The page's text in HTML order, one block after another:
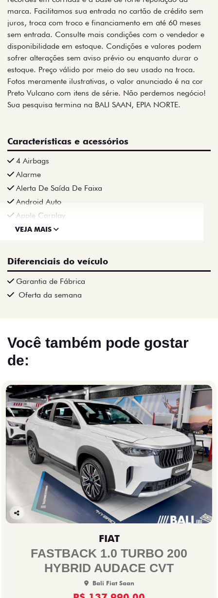
marca. Facilitamos sua entrada no cartão de crédito sem
juros, troca com troco e financiamento em até 60 meses
sem entrada. Consulte mais condições com o vendedor e
disponibilidade em estoque. Condições e valores podem
sofrer alterações sem aviso prévio ou enquanto durar o
estoque. Preço válido por meio do seu usado na troca.
Fotos meramente ilustrativas, o valor anunciado é na cor
Preto Vulcano com itens de série. Não perdemos negócio!
Sua pesquisa termina na BALI SAAN, EPIA NORTE.
Características e acessórios
4 Airbags
Alarme
Alerta De Saída De Faixa
Android Auto
Apple Carplay
VEJA MAIS
Diferenciais do veículo
Garantia de Fábrica
Oferta da semana
Você também pode gostar
de:
Co
FIAT
FASTBACK 1.0 TURBO 200
HYBRID AUDACE CVT
Bali Fiat Saan